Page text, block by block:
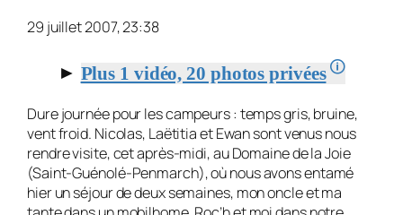
29 juillet 2007, 23:38
► Plus 1 vidéo, 20 photos privées 🛈
Dure journée pour les campeurs : temps gris, bruine,
vent froid. Nicolas, Laëtitia et Ewan sont venus nous
rendre visite, cet après-midi, au Domaine de la Joie
(Saint-Guénolé-Penmarch), où nous avons entamé
hier un séjour de deux semaines, mon oncle et ma